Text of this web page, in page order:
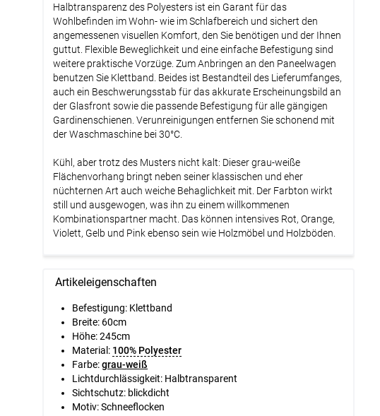
Halbtransparenz des Polyesters ist ein Garant für das
Wohlbefinden im Wohn- wie im Schlafbereich und sichert den
angemessenen visuellen Komfort, den Sie benötigen und der Ihnen
guttut. Flexible Beweglichkeit und eine einfache Befestigung sind
weitere praktische Vorzüge. Zum Anbringen an den Paneelwagen
benutzen Sie Klettband. Beides ist Bestandteil des Lieferumfanges,
auch ein Beschwerungsstab für das akkurate Erscheinungsbild an
der Glasfront sowie die passende Befestigung für alle gängigen
Gardinenschienen. Verunreinigungen entfernen Sie schonend mit
der Waschmaschine bei 30°C.
Kühl, aber trotz des Musters nicht kalt: Dieser grau-weiße
Flächenvorhang bringt neben seiner klassischen und eher
nüchternen Art auch weiche Behaglichkeit mit. Der Farbton wirkt
still und ausgewogen, was ihn zu einem willkommenen
Kombinationspartner macht. Das können intensives Rot, Orange,
Violett, Gelb und Pink ebenso sein wie Holzmöbel und Holzböden.
Artikeleigenschaften
Befestigung: Klettband
Breite: 60cm
Höhe:245cm
Material: 100% Polyester
Farbe:grau-weiß
Lichtdurchlässigkeit: Halbtransparent
Sichtschutz: blickdicht
Motiv:Schneeflocken